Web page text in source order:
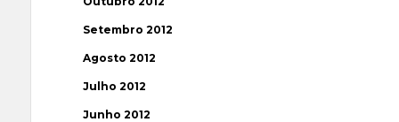
Setembro 2012
Agosto 2012
Julho 2012
Junho 2012